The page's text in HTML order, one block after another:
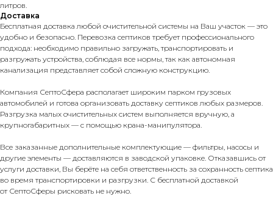
литров.
Доставка
Бесплатная доставка любой очистительной системы на Ваш участок — это
удобно и безопасно. Перевозка септиков требует профессионального
подхода: необходимо правильно загружать, транспортировать и
разгружать устройства, соблюдая все нормы, так как автономная
канализация представляет собой сложную конструкцию.
Компания СептоСфера располагает широким парком грузовых
автомобилей и готова организовать доставку септиков любых размеров.
Разгрузка малых очистительных систем выполняется вручную, а
крупногабаритных — с помощью крана-манипулятора.
Все заказанные дополнительные комплектующие — фильтры, насосы и
другие элементы — доставляются в заводской упаковке. Отказавшись от
услуги доставки, Вы берёте на себя ответственность за сохранность септика
во время транспортировки и разгрузки. С бесплатной доставкой
от СептоСферы рисковать не нужно.